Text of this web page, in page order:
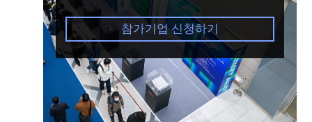
참가기업 신청하기